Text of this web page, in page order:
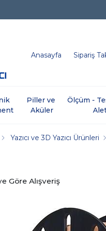
Anasayfa Sipariş
Piller ve
Aküler
Ölçüm -
Yazıcı ve 3D Yazıcı Ürünleri
Göre Alışveriş